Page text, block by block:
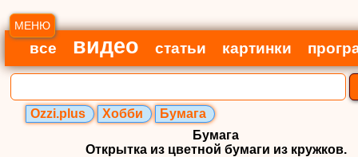
МЕНЮ
все видео статьи картинки
Ozzi.plus Хобби
Бумага
Бумага
Открытка из цветной бумаги из кружков.